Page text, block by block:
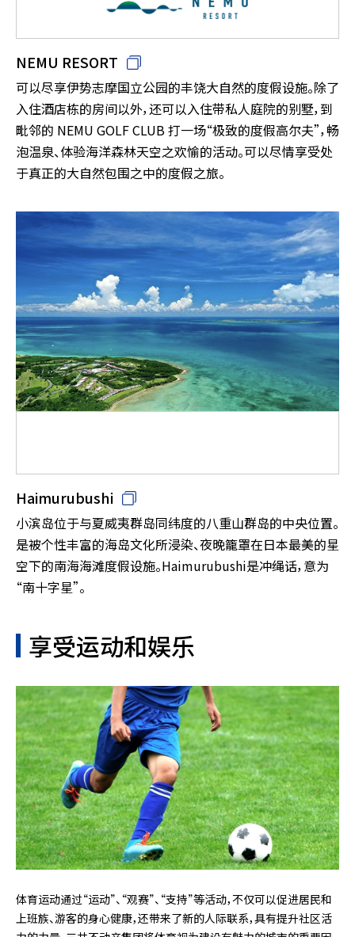
NEMU RESORT
可以尽享伊势志摩国立公园的丰饶大自然的度假设施。除了
入住酒店栋的房间以外，还可以入住带私人庭院的别墅，到
毗邻的 NEMU GOLF CLUB 打一场“极致的度假高尔夫”，畅
泡温泉、体验海洋森林天空之欢愉的活动。可以尽情享受处
于真正的大自然包围之中的度假之旅。
Haimurubushi
小滨岛位于与夏威夷群岛同纬度的八重山群岛的中央位置。
是被个性丰富的海岛文化所浸染、夜晚籠罩在日本最美的星
空下的南海海滩度假设施。Haimurubushi是冲绳话，意为
“南十字星”。
享受运动和娱乐
体育运动通过“运动”、“观赛”、“支持”等活动，不仅可以促进居民和
上班族、游客的身心健康，还带来了新的人际联系，具有提升社区活